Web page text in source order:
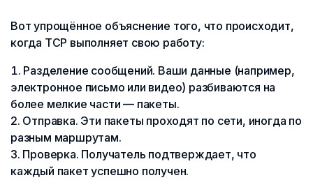
Вот упрощённое объяснение того, что происходит,
когда TCP выполняет свою работу:
Разделение сообщений. Ваши данные (например,
электронное письмо или видео) разбиваются на
более мелкие части — пакеты.
Отправка. Эти пакеты проходят по сети, иногда по
разным маршрутам.
Проверка. Получатель подтверждает, что
каждый пакет успешно получен.